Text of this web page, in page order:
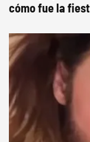
cómo fue la